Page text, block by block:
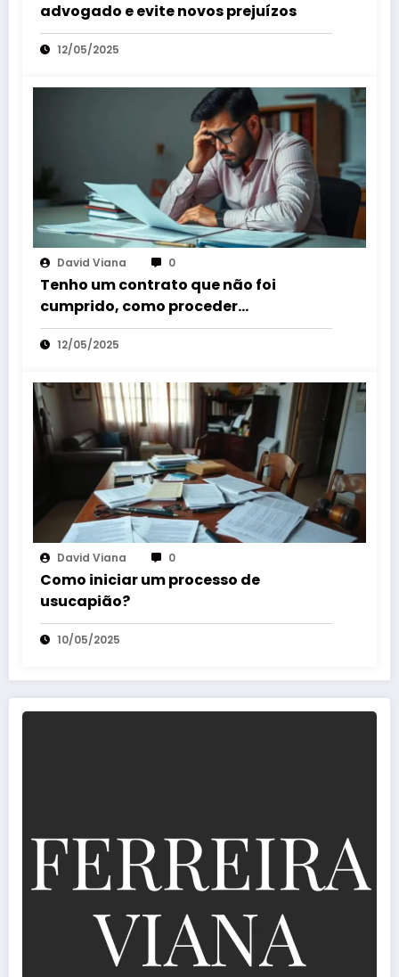
advogado e evite novos prejuízos
12/05/2025
David Viana 0
Tenho um contrato que não foi
cumprido, como proceder
judicialmente?
12/05/2025
David Viana 0
Como iniciar um processo de
usucapião?
10/05/2025